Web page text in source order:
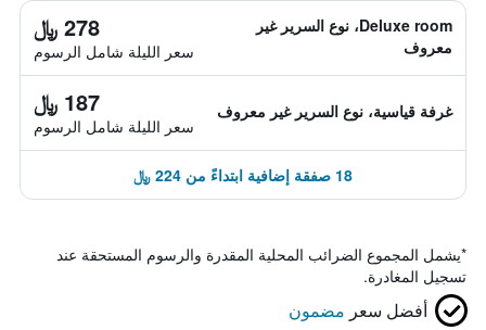
Deluxe room، نوع السرير غير
معروف
278 ﷼
سعر الليلة شامل الرسوم
غرفة قياسية، نوع السرير غير معروف 187 ﷼
سعر الليلة شامل الرسوم
18 صفقة إضافية ابتداءً من 224 ﷼
*يشمل المجموع الضرائب المحلية المقدرة والرسوم المستحقة عند
تسجيل المغادرة.
أفضل سعر مضمون